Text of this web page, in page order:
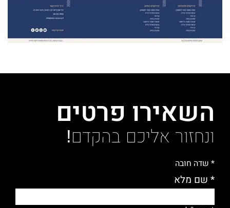
השאירו פרטים
ונחזור אליכם בהקדם!
* שדה חובה
* שם מלא